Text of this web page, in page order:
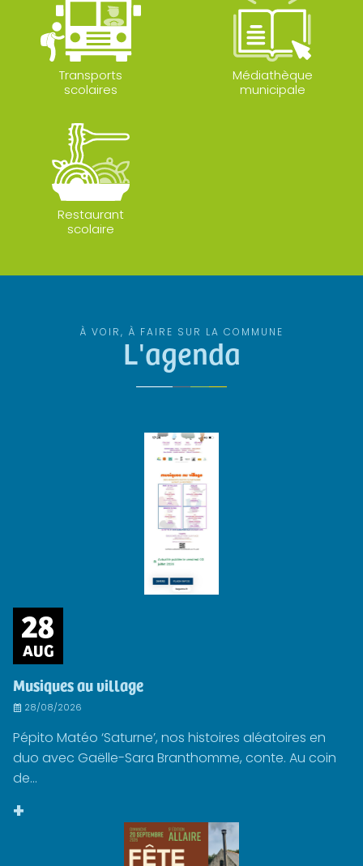
Transports
scolaires
Médiathèque
municipale
Restaurant
scolaire
À VOIR, À FAIRE SUR LA COMMUNE
L'agenda
28
AUG
Musiques au village
28/08/2026
Pépito Matéo ‘Saturne’, nos histoires aléatoires en
duo avec Gaëlle-Sara Branthomme, conte. Au coin
de...
+